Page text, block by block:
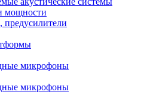
мощности
микрофоны
микрофоны